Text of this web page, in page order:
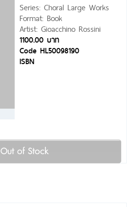
Series: Choral Large Works
Format: Book
Artist: Gioacchino Rossini
1100.00 บาท
Code HL50098190
ISBN
Out of Stock